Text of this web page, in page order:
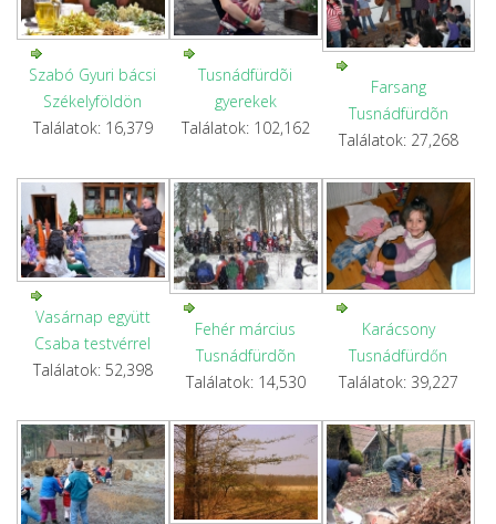
Szabó Gyuri bácsi
Székelyföldön
Találatok: 16,379
Tusnádfürdõi
gyerekek
Találatok: 102,162
Farsang
Tusnádfürdõn
Találatok: 27,268
Vasárnap együtt
Csaba testvérrel
Találatok: 52,398
Fehér március
Tusnádfürdõn
Találatok: 14,530
Karácsony
Tusnádfürdőn
Találatok: 39,227